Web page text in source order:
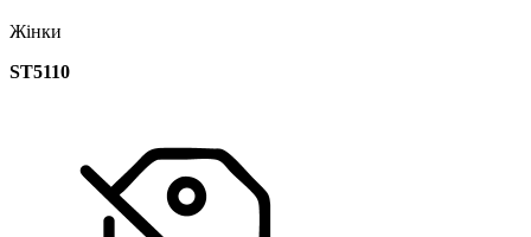
Жінки
ST5110